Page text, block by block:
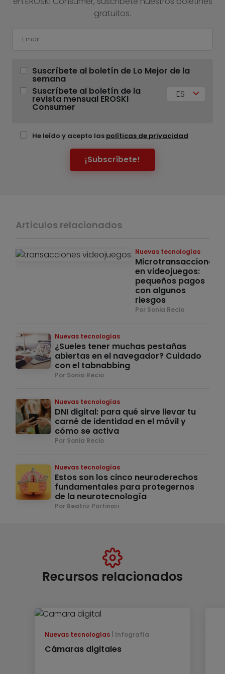
gratuitos.
Suscríbete al boletín de Lo Mejor de la
semana
Suscríbete al boletín de la
revista mensual EROSKI
Consumer
ES
He leído y acepto las políticas de privacidad
¡Subscríbete!
Artículos relacionados
Nuevas tecnologías
Microtransacciones
en videojuegos:
pequeños pagos
con algunos
riesgos
Por Sonia Recio
Nuevas tecnologías
¿Sueles tener muchas pestañas
abiertas en el navegador? Cuidado
con el tabnabbing
Por Sonia Recio
Nuevas tecnologías
DNI digital: para qué sirve llevar tu
carné de identidad en el móvil y
cómo se activa
Por Sonia Recio
Nuevas tecnologías
Estos son los cinco neuroderechos
fundamentales para protegernos
de la neurotecnología
Por Beatriz Portinari
Recursos relacionados
Nuevas tecnologías Infografía
Cámaras digitales